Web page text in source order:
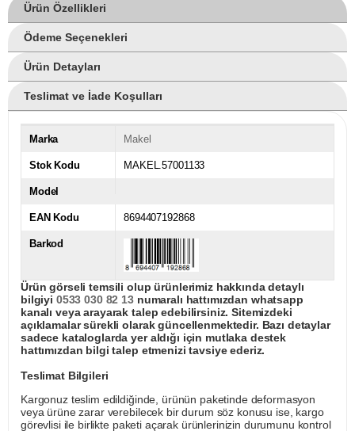
Ürün Özellikleri
Ödeme Seçenekleri
Ürün Detayları
Teslimat ve İade Koşulları
Marka Makel
Stok Kodu MAKEL.57001133
Model
EAN Kodu 8694407192868
Barkod
Ürün görseli temsili olup ürünlerimiz hakkında detaylı
bilgiyi 0533 030 82 13numaralı hattımızdan whatsapp
kanalı veya arayarak talep edebilirsiniz. Sitemizdeki
açıklamalar sürekli olarak güncellenmektedir. Bazı detaylar
sadece kataloglarda yer aldığı için mutlaka destek
hattımızdan bilgi talep etmenizi tavsiye ederiz.
Teslimat Bilgileri
Kargonuz teslim edildiğinde, ürünün paketinde deformasyon
veya ürüne zarar verebilecek bir durum söz konusu ise, kargo
görevlisi ile birlikte paketi açarak ürünlerinizin durumunu kontrol